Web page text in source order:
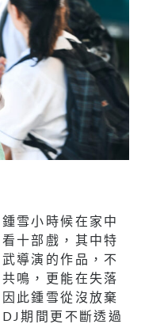
雪小時候在家中
十部戲，其中特
導演的作品，不
鳴，更能在失落
此鍾雪從沒放棄
期間更不斷透過